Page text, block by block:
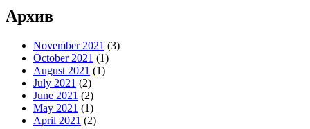
Архив
November 2021 (3)
October 2021 (1)
August 2021 (1)
July 2021 (2)
June 2021 (2)
May 2021 (1)
April 2021 (2)